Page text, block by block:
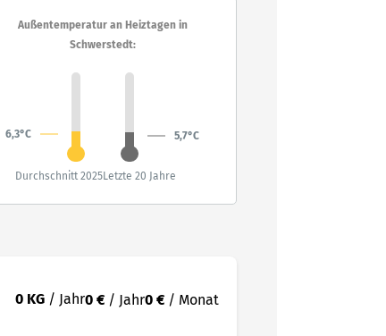
Außentemperatur an Heiztagen in
Schwerstedt:
6,3°C 5,7°C
Durchschnitt 2025Letzte 20 Jahre
0 KG / Jahr0 € / Jahr0 € / Monat